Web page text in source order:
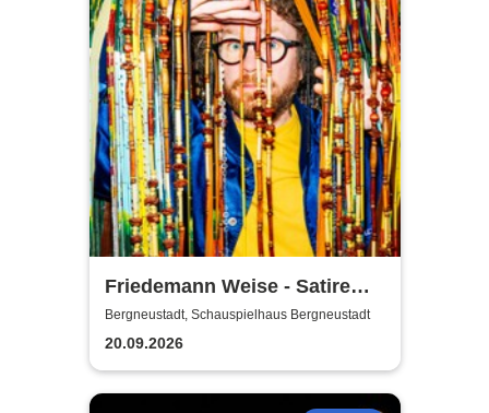
Friedemann Weise - Satire
suchen ein Zuhause
Bergneustadt, Schauspielhaus Bergneustadt
20.09.2026